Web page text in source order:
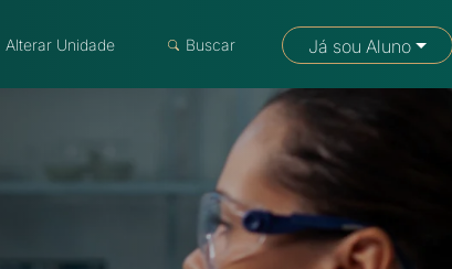
Fale com um
Alterar Unidade Buscar Já sou Aluno